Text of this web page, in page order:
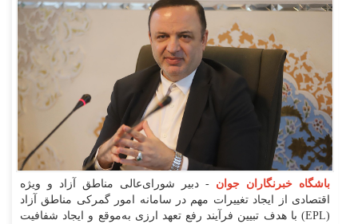
باشگاه خبرنگاران جوان - دبیر شورای‌عالی مناطق آزاد و ویژه
اقتصادی از ایجاد تغییرات مهم در سامانه امور گمرکی مناطق آزاد
(EPL) با هدف تبیین فرآیند رفع تعهد ارزی به‌موقع و ایجاد شفافیت